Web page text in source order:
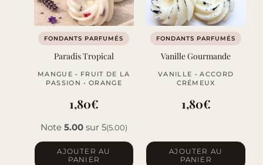
FONDANTS PARFUMÉS
Paradis Tropical
MANGUE • FRUIT DE LA
PASSION • ORANGE
1,80€
Note 5.00sur 5(5.00)
AJOUTER AU
PANIER
FONDANTS PARFUMÉS
Vanille Gourmande
VANILLE • ACCORD
CRÉMEUX
1,80€
AJOUTER AU
PANIER